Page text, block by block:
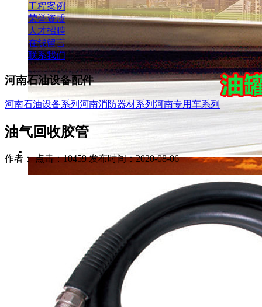
工程案例
荣誉资质
人才招聘
在线留言
联系我们
河南石油设备配件
河南石油设备系列 河南消防器材系列 河南专用车系列
油气回收胶管
作者： 点击：10459 发布时间：2020-08-06